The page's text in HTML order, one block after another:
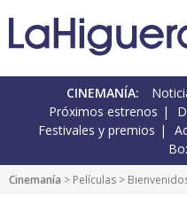
CINEMANÍA:
Próximos estrenos
Festivales y premios
Cinemanía > Películas >